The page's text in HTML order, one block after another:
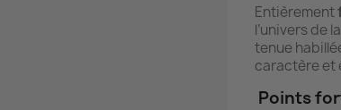
Entièrement
l’univers de la
tenue
caractère et
Points